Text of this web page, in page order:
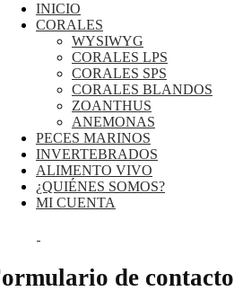
INICIO
CORALES
WYSIWYG
CORALES LPS
CORALES SPS
CORALES BLANDOS
ZOANTHUS
ANEMONAS
PECES MARINOS
INVERTEBRADOS
ALIMENTO VIVO
¿QUIÉNES SOMOS?
MI CUENTA
de contacto